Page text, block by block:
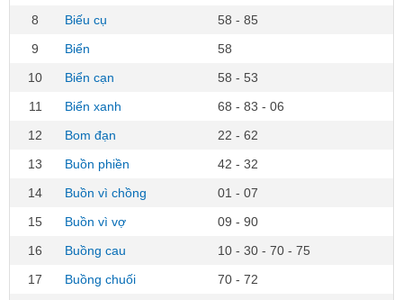
8
Biếu cụ
58 - 85
9
Biển
58
10
Biển cạn
58 - 53
11
Biển xanh
68 - 83 - 06
12
Bom đạn
22 - 62
13
Buồn phiền
42 - 32
14
Buồn vì chồng
01 - 07
15
Buồn vì vợ
09 - 90
16
Buồng cau
10 - 30 - 70 - 75
17
Buồng chuối
70 - 72